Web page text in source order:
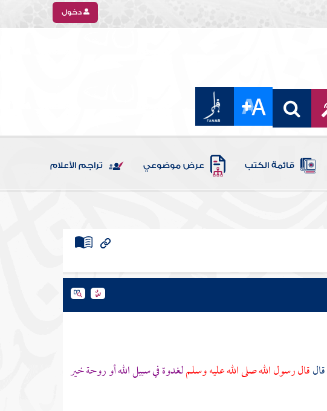
دخول
قائمة الكتب عرض موضوعي تراجم الأعلام
قالقال رسول الله صلى الله عليه وسلملغدوة في سبيل الله أو روحة خير